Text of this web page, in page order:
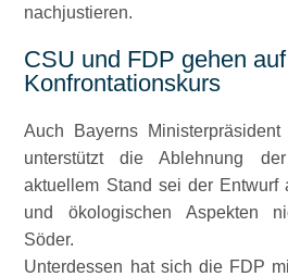
nachjustieren.
CSU und FDP gehen auf
Konfrontationskurs
Auch Bayerns
unterstützt die Ablehnung
aktuellem Stand sei der Entwurf
und ökologischen Aspekten
Söder.
Unterdessen hat sich die FDP